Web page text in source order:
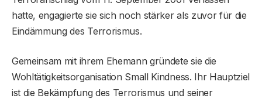
hatte, engagierte sie sich noch stärker als zuvor für die
Eindämmung des Terrorismus.
Gemeinsam mit ihrem Ehemann gründete sie die
Wohltätigkeitsorganisation Small Kindness. Ihr Hauptziel
ist die Bekämpfung des Terrorismus und seiner